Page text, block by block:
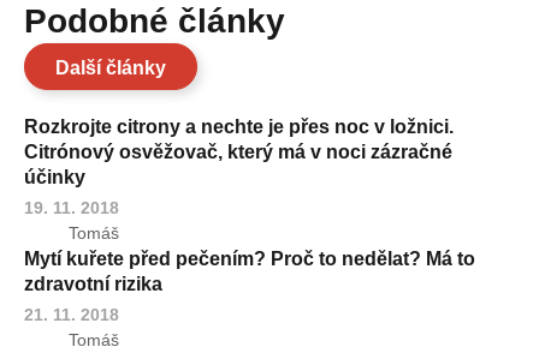
Podobné články
Další články
Rozkrojte citrony a nechte je přes noc v ložnici.
Citrónový osvěžovač, který má v noci zázračné
účinky
19. 11. 2018
Tomáš
Mytí kuřete před pečením? Proč to nedělat? Má to
zdravotní rizika
21. 11. 2018
Tomáš